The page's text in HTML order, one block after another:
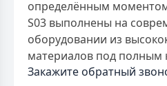
определённым
S03 выполнены на
оборудовании из
материалов под полным
Закажите обратный